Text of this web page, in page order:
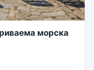
морска